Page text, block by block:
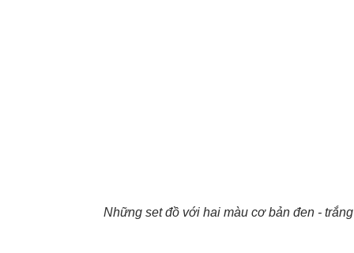
Những set đồ với hai màu cơ bản đen -